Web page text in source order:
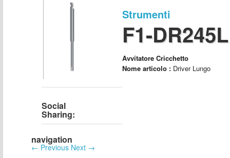
Social
Sharing:
Strumenti
F1-DR245L
Avvitatore Cricchetto
Nome articolo :Driver Lungo
navigation
← Previous Next →